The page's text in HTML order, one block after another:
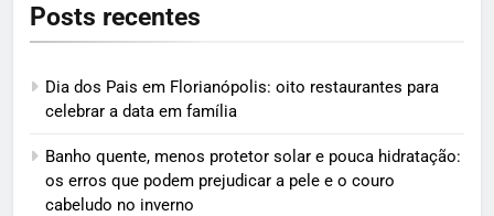
Posts recentes
Dia dos Pais em Florianópolis: oito restaurantes para
celebrar a data em família
Banho quente, menos protetor solar e pouca hidratação:
os erros que podem prejudicar a pele e o couro
cabeludo no inverno